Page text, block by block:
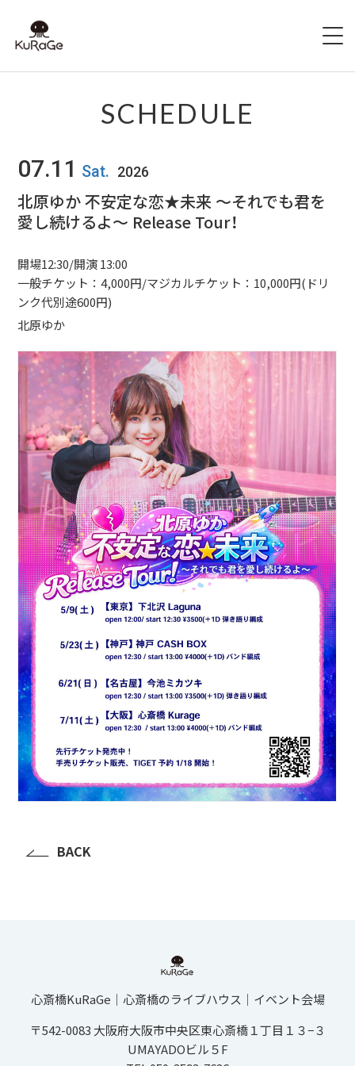
SCHEDULE
ACCESS
SCHEDULE
07.11 Sat. 2026
北原ゆか 不安定な恋★未来 〜それでも君を
愛し続けるよ〜 Release Tour！
開場12:30/開演 13:00
一般チケット：4,000円/マジカルチケット：10,000円(ドリ
ンク代別途600円)
北原ゆか
BACK
心斎橋KuRaGe│心斎橋のライブハウス│イベント会場
〒542-0083 大阪府大阪市中央区東心斎橋１丁目１３−３
UMAYADOビル５F